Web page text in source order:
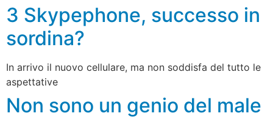
3 Skypephone, successo in
sordina?
In arrivo il nuovo cellulare, ma non soddisfa del tutto le
aspettative
Non sono un genio del male